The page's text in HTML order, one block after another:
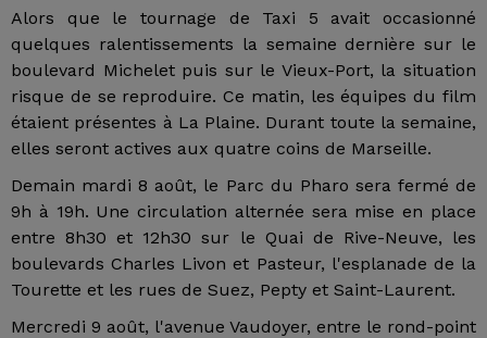
Alors que le tournage de Taxi 5 avait occasionné
quelques ralentissements la semaine dernière sur le
boulevard Michelet puis sur le Vieux-Port, la situation
risque de se reproduire. Ce matin, les équipes du film
étaient présentes à La Plaine. Durant toute la semaine,
elles seront actives aux quatre coins de Marseille.
Demain mardi 8 août, le Parc du Pharo sera fermé de
9h à 19h. Une circulation alternée sera mise en place
entre 8h30 et 12h30 sur le Quai de Rive-Neuve, les
boulevards Charles Livon et Pasteur, l'esplanade de la
Tourette et les rues de Suez, Pepty et Saint-Laurent.
Mercredi 9 août, l'avenue Vaudoyer, entre le rond-point